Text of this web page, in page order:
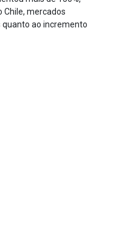
Chile, mercados
quanto ao incremento